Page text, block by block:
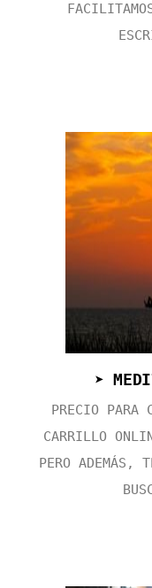
➤
PRECIO PARA
CARRILLO
PERO ADEMÁS,